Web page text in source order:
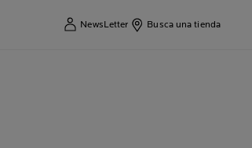
NewsLetter Busca una tienda